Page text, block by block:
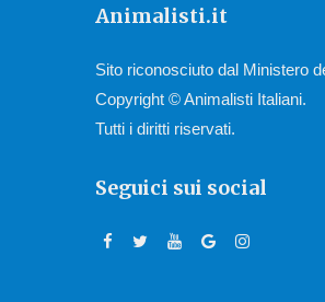
Animalisti.it
Sito riconosciuto dal Ministero
Copyright © Animalisti Italiani.
Tutti i diritti riservati.
Seguici sui social